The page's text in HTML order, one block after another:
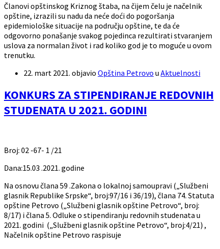
Članovi opštinskog Kriznog štaba, na čijem čelu je načelnik
opštine, izrazili su nadu da neće doći do pogoršanja
epidemiološke situacije na području opštine, te da će
odgovorno ponašanje svakog pojedinca rezultirati stvaranjem
uslova za normalan život i rad koliko god je to moguće u ovom
trenutku.
22. mart 2021. objavio Opština Petrovo u Aktuelnosti
KONKURS ZA STIPENDIRANJE REDOVNIH
STUDENATA U 2021. GODINI
Broj: 02 -67- 1 /21
Dana:15.03 .2021. godine
Na osnovu člana 59 .Zakona o lokalnoj samoupravi („Službeni
glasnik Republike Srpske“, broj:97/16 i 36/19), člana 74. Statuta
opštine Petrovo („Službeni glasnik opštine Petrovo“, broj:
8/17) i člana 5. Odluke o stipendiranju redovnih studenata u
2021. godini („Službeni glasnik opštine Petrovo“, broj:4/21) ,
Načelnik opštine Petrovo raspisuje